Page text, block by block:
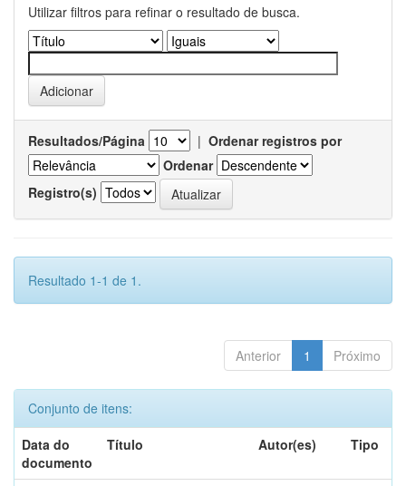
Utilizar filtros para refinar o resultado de busca.
Resultados/Página | Ordenar registros por
Ordenar
Registro(s)
Resultado 1-1 de 1.
Anterior 1 Próximo
Conjunto de itens:
Data do
documento
Título Autor(es) Tipo